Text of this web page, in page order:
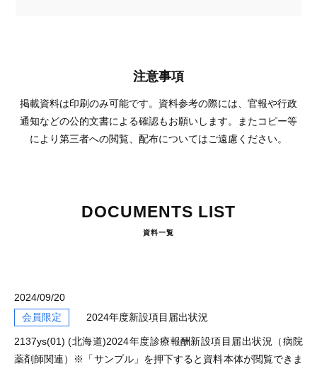
注意事項
掲載資料は印刷のみ可能です。資料参考の際には、官報や行政
通知などの公的文書による確認もお願いします。またコピー等
により第三者への閲覧、配布についてはご遠慮ください。
DOCUMENTS LIST
資料一覧
2024/09/20
会員限定
2024年度新設項目届出状況
2137ys(01) (北海道)2024年度診療報酬新設項目届出状況（病院
薬剤師関連）※「サンプル」を押下すると資料本体が閲覧できま